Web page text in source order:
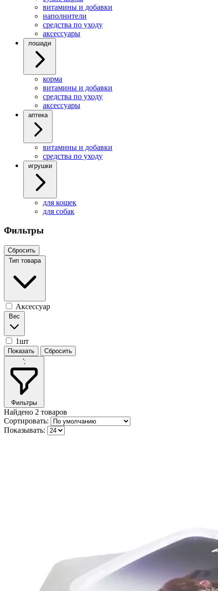
витамины и добавки
наполнители
средства по уходу
аксессуары
лошади
корма
витамины и добавки
средства по уходу
аксессуары
аптека
витамины и добавки
средства по уходу
игрушки
для кошек
для собак
Фильтры
Сбросить
Тип товара
Аксессуар
Вес
1шт
';
Фильтры
Найдено 2 товаров
Сортировать:
Показывать: